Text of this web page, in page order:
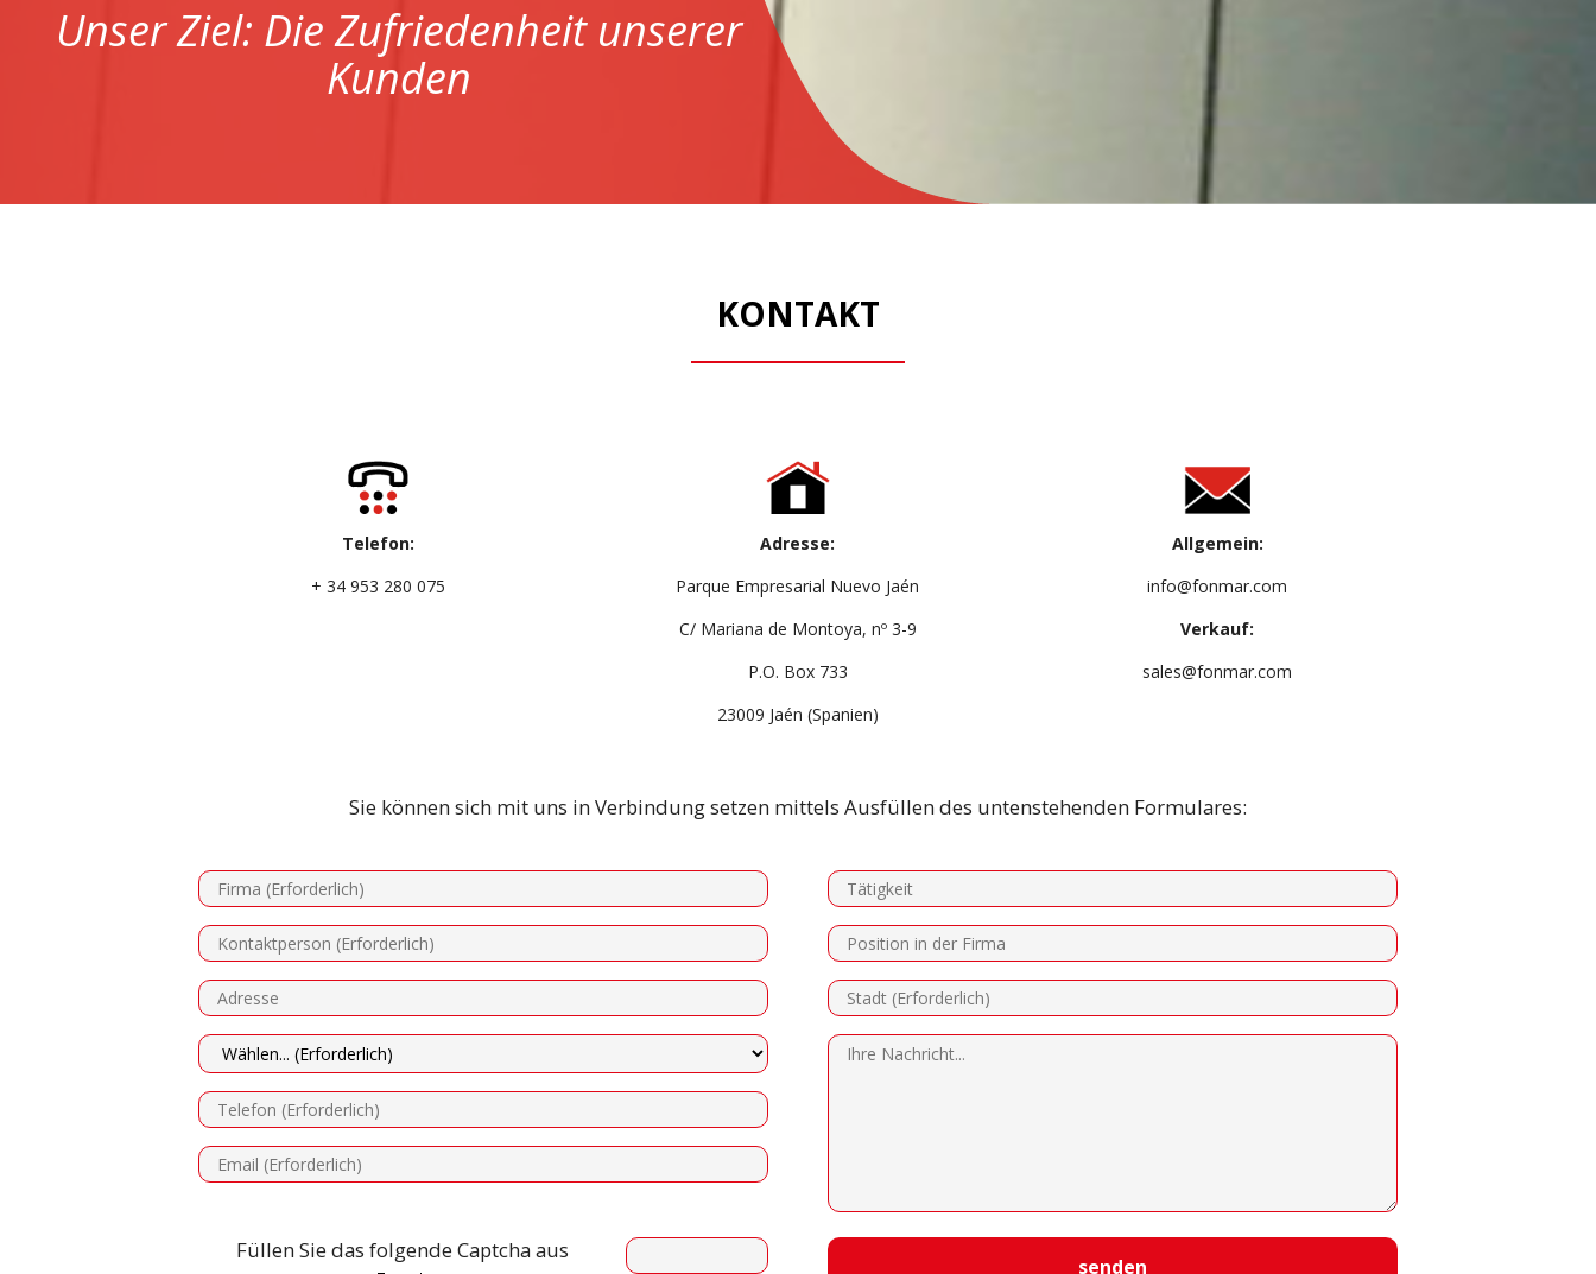
Unser Ziel: Die Zufriedenheit unserer
Kunden
KONTAKT
Telefon:
+ 34 953 280 075
Adresse:
Parque Empresarial Nuevo Jaén
C/ Mariana de Montoya, nº 3-9
P.O. Box 733
23009 Jaén (Spanien)
Allgemein:
info@fonmar.com
Verkauf:
sales@fonmar.com
Sie können sich mit uns in Verbindung setzen mittels Ausfüllen des untenstehenden Formulares:
Füllen Sie das folgende Captcha aus